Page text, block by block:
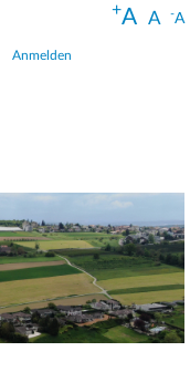
-A
A
+A
Anmelden